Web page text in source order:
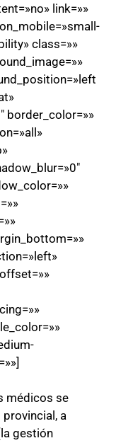
link=»»
class=»»
border_color=»»
médicos se
a
gestión